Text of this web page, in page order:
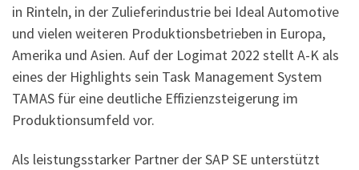
in Rinteln, in der Zulieferindustrie bei Ideal Automotive
und vielen weiteren Produktionsbetrieben in Europa,
Amerika und Asien. Auf der Logimat 2022 stellt A-K als
eines der Highlights sein Task Management System
TAMAS für eine deutliche Effizienzsteigerung im
Produktionsumfeld vor.
Als leistungsstarker Partner der SAP SE unterstützt